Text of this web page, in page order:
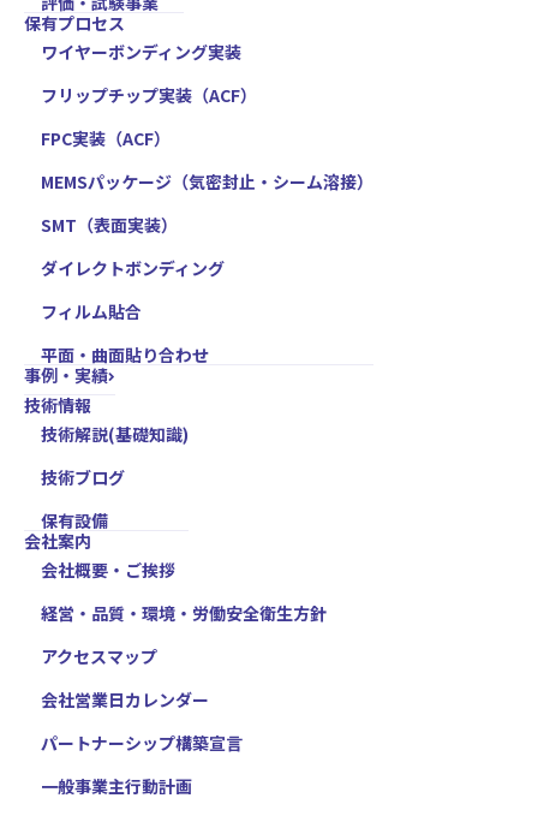
保有プロセス
ワイヤーボンディング実装
フリップチップ実装（ACF）
FPC実装（ACF）
MEMSパッケージ（気密封止・シーム溶接）
SMT（表面実装）
ダイレクトボンディング
フィルム貼合
平面・曲面貼り合わせ
事例・実績
技術情報
技術解説(基礎知識)
技術ブログ
保有設備
会社案内
会社概要・ご挨拶
経営・品質・環境・労働安全衛生方針
アクセスマップ
会社営業日カレンダー
パートナーシップ構築宣言
一般事業主行動計画